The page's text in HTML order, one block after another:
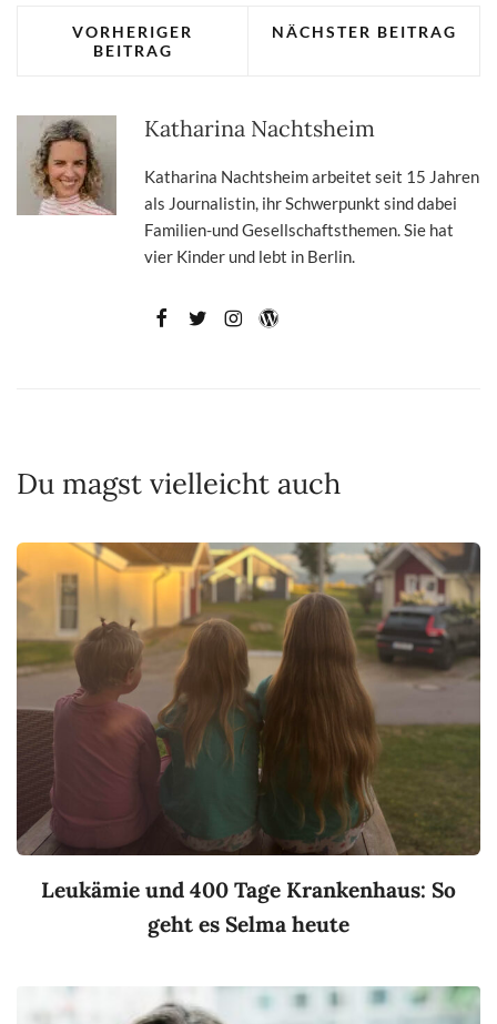
VORHERIGER
BEITRAG
NÄCHSTER BEITRAG
Katharina Nachtsheim
Katharina Nachtsheim arbeitet seit 15 Jahren
als Journalistin, ihr Schwerpunkt sind dabei
Familien-und Gesellschaftsthemen. Sie hat
vier Kinder und lebt in Berlin.
Du magst vielleicht auch
Leukämie und 400 Tage Krankenhaus: So
geht es Selma heute